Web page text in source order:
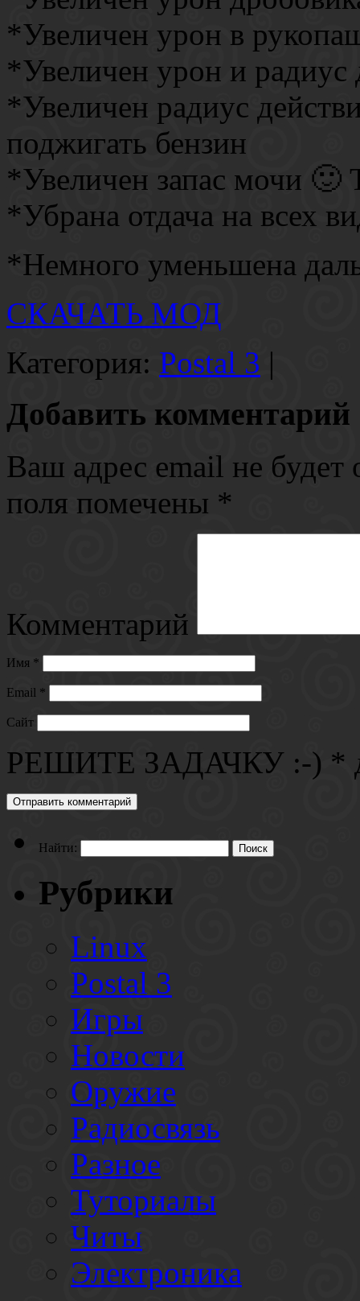
*Увеличен урон в
*Увеличен урон и радиус
*Увеличен радиус
поджигать бензин
*Увеличен запас мочи 🙂
*Убрана отдача на
*Немного уменьшена
СКАЧАТЬ МОД
Категория: Postal 3 |
Добавить комментарий
Ваш адрес email не будет
поля помечены *
Комментарий
Имя *
Email *
Сайт
РЕШИТЕ ЗАДАЧКУ :-) *
Найти:
Рубрики
Linux
Postal 3
Игры
Новости
Оружие
Радиосвязь
Разное
Туториалы
Читы
Электроника